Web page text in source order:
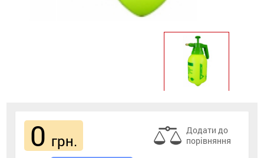
0 грн.
Додати до
порівняння